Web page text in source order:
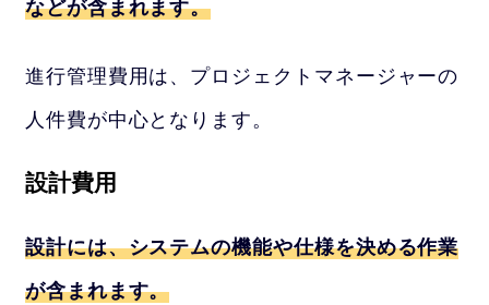
などが含まれます。
進行管理費用は、プロジェクトマネージャーの
人件費が中心となります。
設計費用
設計には、システムの機能や仕様を決める作業
が含まれます。